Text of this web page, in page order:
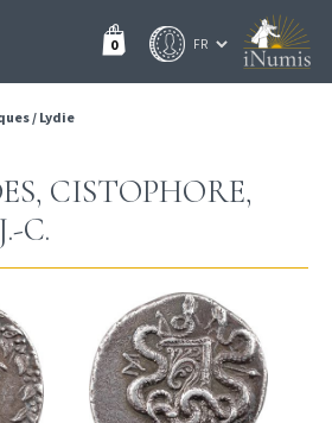
0
/ Lydie
CISTOPHORE,
C.